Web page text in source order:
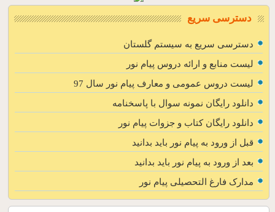
دسترسی سریع
دسترسی سریع به سیستم گلستان
لیست منابع و ارائه دروس پیام نور
لیست دروس عمومی و معارف پیام نور سال 97
دانلود رایگان نمونه سوال با پاسخنامه
دانلود رایگان کتاب و جزوات پیام نور
قبل از ورود به پیام نور باید بدانید
بعد از ورود به پیام نور باید بدانید
مدارک فارغ التحصیلی پیام نور